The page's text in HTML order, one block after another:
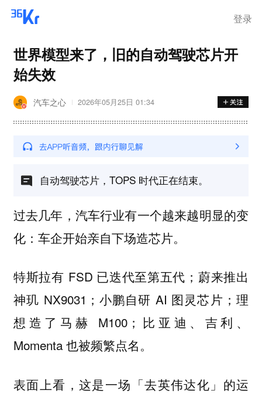
登录
世界模型来了，旧的自动驾驶芯片开
始失效
汽车之心 2026年05月25日 01:34
自动驾驶芯片，TOPS 时代正在结束。
过去几年，汽车行业有一个越来越明显的变
化： 车企开始亲自下场造芯片。
特斯拉有 FSD 已迭代至第五代；蔚来推出
神玑 NX9031；小鹏自研 AI 图灵芯片；理
想造了马赫 M100；比亚迪、吉利、
Momenta 也被频繁点名。
表面上看，这是一场「去英伟达化」的运